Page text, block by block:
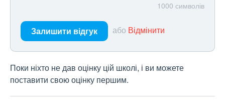
1000 символів
Залишити відгук або Відмінити
Поки ніхто не дав оцінку цій школі, і ви можете
поставити свою оцінку першим.